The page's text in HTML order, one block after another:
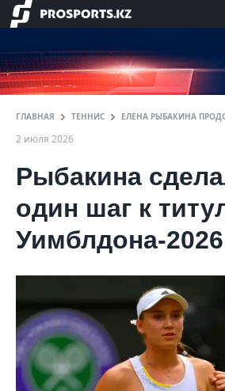
ГЛАВНАЯ ТЕННИС ЕЛЕНА РЫБАКИНА
2 июля 2026
Рыбакина
один шаг к
Уимблдона-2026